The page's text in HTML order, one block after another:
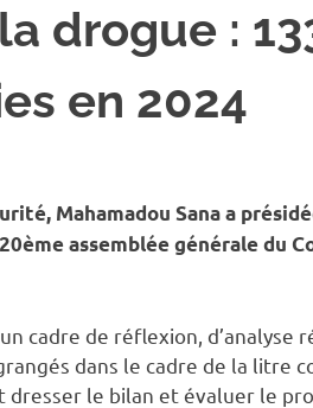
drogue :
en 2024
Mahamadou Sana a
assemblée générale du
cadre de réflexion,
dans le cadre de la litre
le bilan et évaluer le